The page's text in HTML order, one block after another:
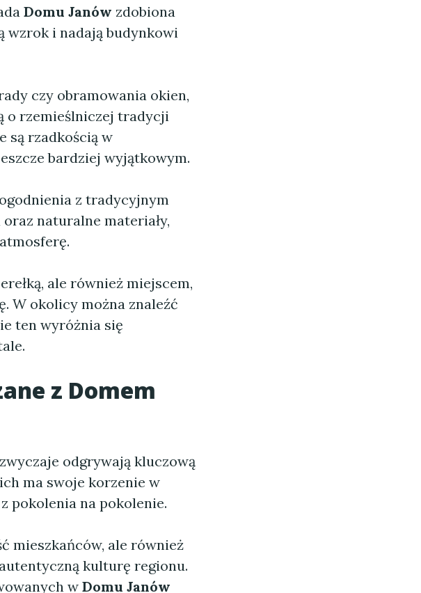
Domu Janów zdobiona
wzrok i nadają budynkowi
czy obramowania okien,
o rzemieślniczej tradycji
są rzadkością w
bardziej wyjątkowym.
z tradycyjnym
naturalne materiały,
ale również miejscem,
W okolicy można znaleźć
ten wyróżnia się
z Domem
odgrywają kluczową
ma swoje korzenie w
pokolenia na pokolenie.
mieszkańców, ale również
kulturę regionu.
w Domu Janów